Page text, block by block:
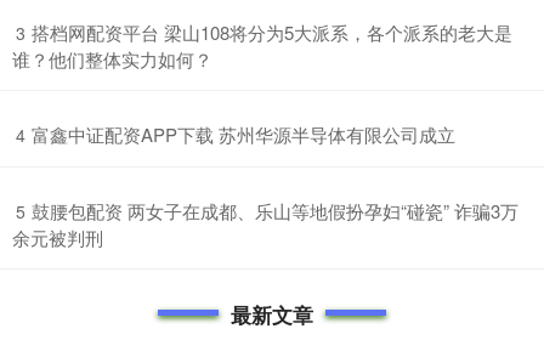
3 ​搭档网配资平台 梁山108将分为5大派系，各个派系的老大是
谁？他们整体实力如何？
4 ​富鑫中证配资APP下载 苏州华源半导体有限公司成立
5 ​鼓腰包配资 两女子在成都、乐山等地假扮孕妇“碰瓷” 诈骗3万
余元被判刑
最新文章